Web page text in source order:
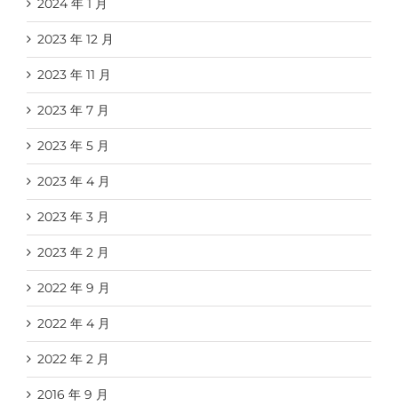
2024 年 1 月
2023 年 12 月
2023 年 11 月
2023 年 7 月
2023 年 5 月
2023 年 4 月
2023 年 3 月
2023 年 2 月
2022 年 9 月
2022 年 4 月
2022 年 2 月
2016 年 9 月